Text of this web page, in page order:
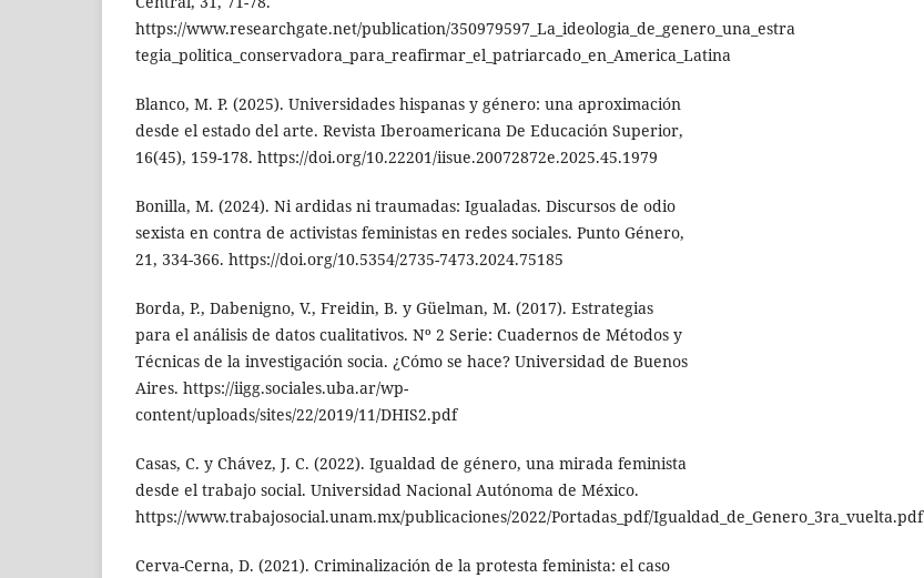
https://www.researchgate.net/publication/350979597_La_ideologia_de_genero_una_estra
tegia_politica_conservadora_para_reafirmar_el_patriarcado_en_America_Latina
Blanco, M. P. (2025). Universidades hispanas y género: una aproximación
desde el estado del arte. Revista Iberoamericana De Educación Superior,
16(45), 159-178. https://doi.org/10.22201/iisue.20072872e.2025.45.1979
Bonilla, M. (2024). Ni ardidas ni traumadas: Igualadas. Discursos de odio
sexista en contra de activistas feministas en redes sociales. Punto Género,
21, 334-366. https://doi.org/10.5354/2735-7473.2024.75185
Borda, P., Dabenigno, V., Freidin, B. y Güelman, M. (2017). Estrategias
para el análisis de datos cualitativos. Nº 2 Serie: Cuadernos de Métodos y
Técnicas de la investigación socia. ¿Cómo se hace? Universidad de Buenos
Aires. https://iigg.sociales.uba.ar/wp-
content/uploads/sites/22/2019/11/DHIS2.pdf
Casas, C. y Chávez, J. C. (2022). Igualdad de género, una mirada feminista
desde el trabajo social. Universidad Nacional Autónoma de México.
https://www.trabajosocial.unam.mx/publicaciones/2022/Portadas_pdf/Igualdad_de_Genero_3ra_vuelta.pdf
Cerva-Cerna, D. (2021). Criminalización de la protesta feminista: el caso